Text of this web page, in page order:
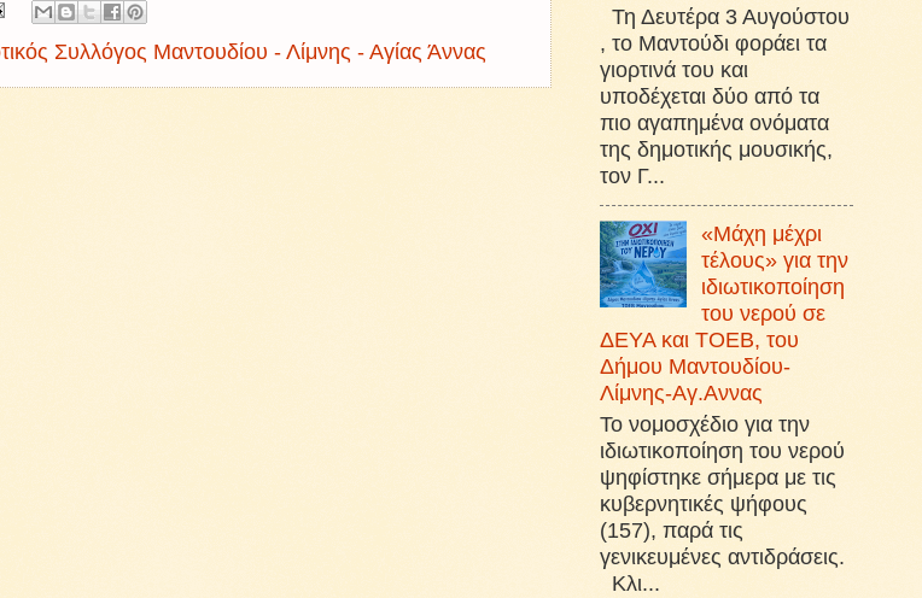
Συλλόγος Μαντουδίου - Λίμνης - Αγίας Άννας
Τη Δευτέρα 3 Αυγούστου
, το Μαντούδι φοράει τα
γιορτινά του και
υποδέχεται δύο από τα
πιο αγαπημένα ονόματα
της δημοτικής μουσικής,
τον Γ...
«Μάχη μέχρι
τέλους» για την
ιδιωτικοποίηση
του νερού σε
ΔΕΥΑ και ΤΟΕΒ, του
Δήμου Μαντουδίου-
Λίμνης-Αγ.Αννας
Το νομοσχέδιο για την
ιδιωτικοποίηση του νερού
ψηφίστηκε σήμερα με τις
κυβερνητικές ψήφους
(157), παρά τις
γενικευμένες αντιδράσεις.
Κλι...